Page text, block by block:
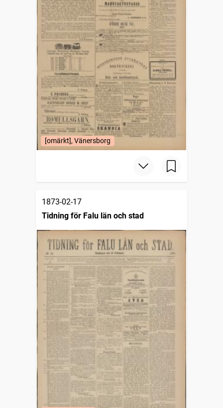
[omärkt], Vänersborg
1873-02-17
Tidning för Falu län och stad